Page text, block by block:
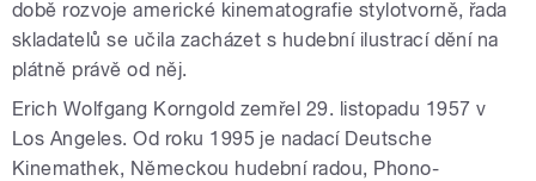
době rozvoje americké kinematografie stylotvorně, řada
skladatelů se učila zacházet s hudební ilustrací dění na
plátně právě od něj.
Erich Wolfgang Korngold zemřel 29. listopadu 1957 v
Los Angeles. Od roku 1995 je nadací Deutsche
Kinemathek, Německou hudební radou, Phono-